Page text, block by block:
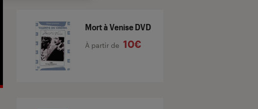
Mort à Venise DVD
À partir de 10€